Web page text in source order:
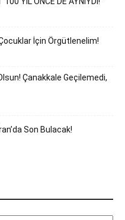
İçin Örgütlenelim!
Çanakkale Geçilemedi,
Son Bulacak!